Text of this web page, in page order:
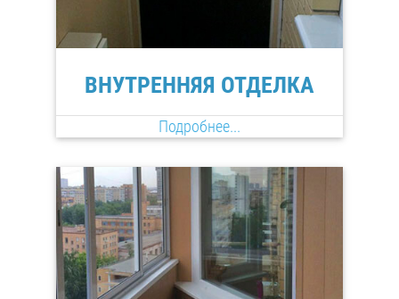
ВНУТРЕННЯЯ ОТДЕЛКА
Подробнее...